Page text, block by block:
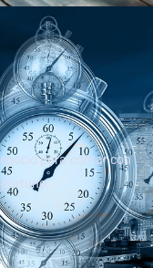
para contar con